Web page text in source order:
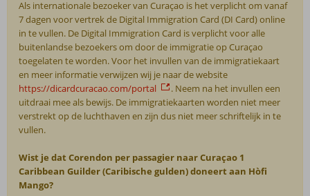
Als internationale bezoeker van Curaçao is het verplicht om vanaf
7 dagen voor vertrek de Digital Immigration Card (DI Card) online
in te vullen. De Digital Immigration Card is verplicht voor alle
buitenlandse bezoekers om door de immigratie op Curaçao
toegelaten te worden. Voor het invullen van de immigratiekaart
en meer informatie verwijzen wij je naar de website
https://dicardcuracao.com/portal
. Neem na het invullen een
uitdraai mee als bewijs. De immigratiekaarten worden niet meer
verstrekt op de luchthaven en zijn dus niet meer schriftelijk in te
vullen.
Wist je dat Corendon per passagier naar Curaçao 1
Caribbean Guilder (Caribische gulden) doneert aan Hòfi
Mango?